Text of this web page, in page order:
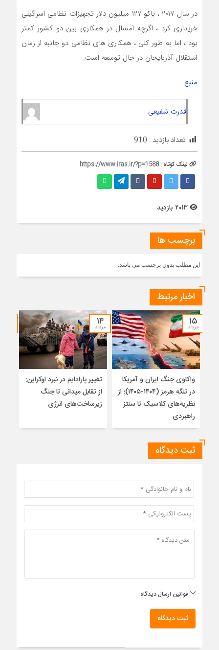
در سال ۲۰۱۷ ، باکو ۱۲۷ میلیون دلار تجهیزات نظامی اسرائیلی
خریداری کرد ، اگرچه امسال در همکاری بین دو کشور کمتر
بود ، اما به طور کلی ، همکاری های نظامی دو جانبه از زمان
استقلال آذربایجان در حال توسعه است.
منبع
قدرت شفیعی
تعداد بازدید : 910
لینک کوتاه :https://www.iras.ir/?p=1588
برچسب ها
این مطلب بدون برچسب می باشد.
اخبار مرتبط
۱۵
مرداد
واکاوی جنگ ایران و آمریکا
در تنگه هرمز (۱۴۰۴-۱۴۰۵)؛ از
نظریه‌های کلاسیک تا سنتز
راهبردی
۱۴
مرداد
تغییر پارادایم در نبرد اوکراین:
از تقابل میدانی تا جنگ
زیرساخت‌های انرژی
ثبت دیدگاه
قوانین ارسال دیدگاه
ثبت دیدگاه